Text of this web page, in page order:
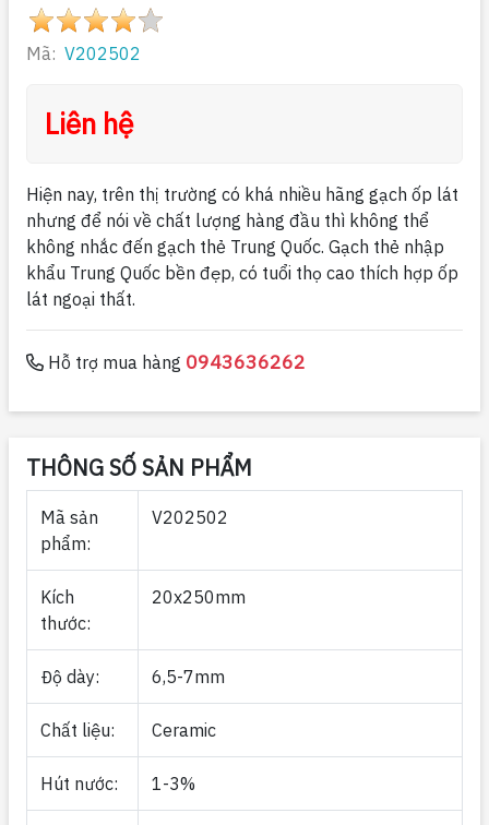
Mã: V202502
Liên hệ
Hiện nay, trên thị trường có khá nhiều hãng gạch ốp lát
nhưng để nói về chất lượng hàng đầu thì không thể
không nhắc đến gạch thẻ Trung Quốc. Gạch thẻ nhập
khẩu Trung Quốc bền đẹp, có tuổi thọ cao thích hợp ốp
lát ngoại thất.
Hỗ trợ mua hàng 0943636262
THÔNG SỐ SẢN PHẨM
Mã sản
phẩm:
V202502
Kích
thước:
20x250mm
Độ dày: 6,5-7mm
Chất liệu: Ceramic
Hút nước: 1-3%